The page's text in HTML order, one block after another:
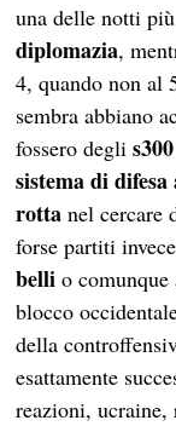
una delle notti
diplomazia,
4, quando non al
sembra abbiano
fossero degli
sistema di
rotta nel cercare
forse partiti
belli o
blocco
della
esattamente
reazioni, ucraine,